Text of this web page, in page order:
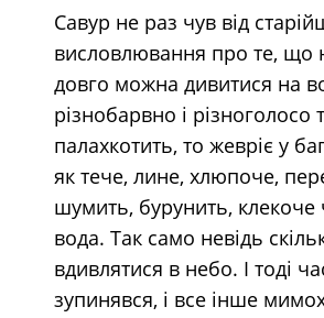
Савур не раз чув від
висловлювання про те, що
довго можна дивитися на
різнобарвно і різноголосо
палахкотить, то жевріє у
як тече, лине, хлюпоче,
шумить, бурунить, клекоче
вода. Так само невідь
вдивлятися в небо. І тоді
зупинявся, і все інше